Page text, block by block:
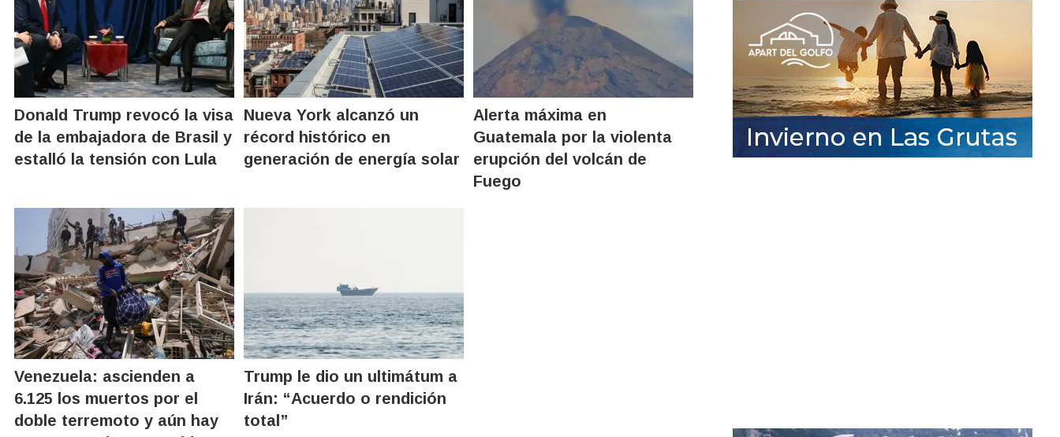
Donald Trump revocó la visa
de la embajadora de Brasil y
estalló la tensión con Lula
Nueva York alcanzó un
récord histórico en
generación de energía solar
Alerta máxima en
Guatemala por la violenta
erupción del volcán de
Fuego
Venezuela: ascienden a
6.125 los muertos por el
doble terremoto y aún hay
Trump le dio un ultimátum a
Irán: “Acuerdo o rendición
total”